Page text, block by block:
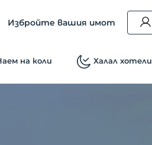
Избройте вашия имот
на коли Халал хотели